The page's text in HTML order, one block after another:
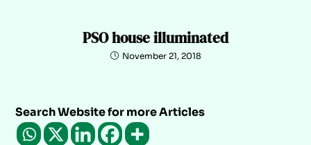
PSO house illuminated
November 21, 2018
Search Website for more Articles